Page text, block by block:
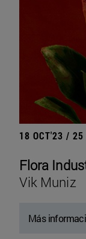
18 OCT'23 / 25
Flora
Vik Muniz
Más